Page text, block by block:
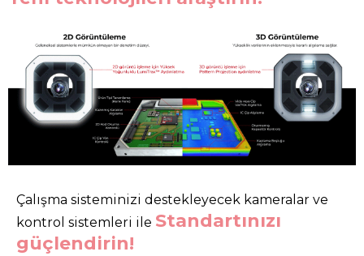
Çalışma sisteminizi destekleyecek kameralar ve
kontrol sistemleri ile Standartınızı
güçlendirin!